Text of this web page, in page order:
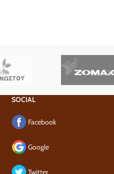
SOCIAL
Facebook
Google
Twitter